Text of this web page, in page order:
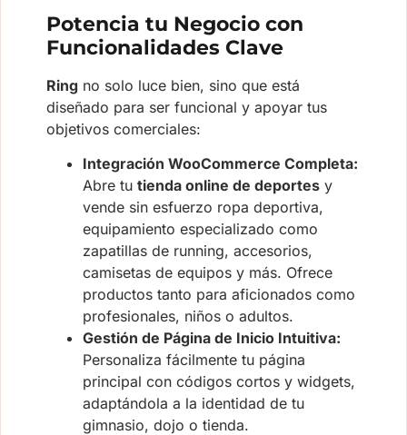
Potencia tu Negocio con
Funcionalidades Clave
Ring no solo luce bien, sino que está
diseñado para ser funcional y apoyar tus
objetivos comerciales:
Integración WooCommerce Completa:
Abre tu tienda online de deportes y
vende sin esfuerzo ropa deportiva,
equipamiento especializado como
zapatillas de running, accesorios,
camisetas de equipos y más. Ofrece
productos tanto para aficionados como
profesionales, niños o adultos.
Gestión de Página de Inicio Intuitiva:
Personaliza fácilmente tu página
principal con códigos cortos y widgets,
adaptándola a la identidad de tu
gimnasio, dojo o tienda.